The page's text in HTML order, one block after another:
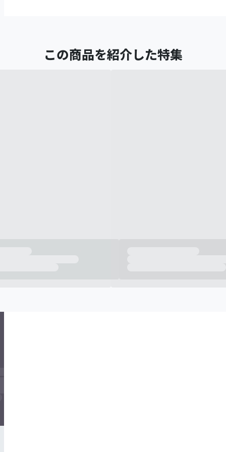
この商品を紹介した特集